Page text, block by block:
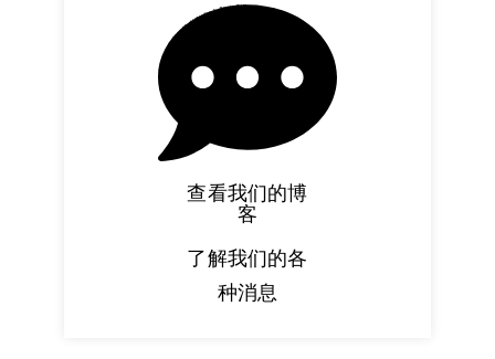
GreenLight Element Text Path
查看我们的博
客
了解我们的各
种消息